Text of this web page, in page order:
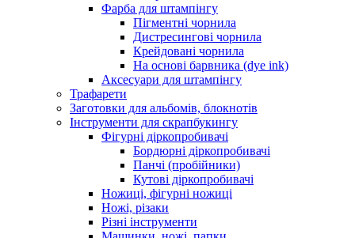
Фарба для штампінгу
Пігментні чорнила
Дистресингові чорнила
Крейдовані чорнила
На основі барвника (dye ink)
Аксесуари для штампінгу
Трафарети
Заготовки для альбомів, блокнотів
Інструменти для скрапбукингу
Фігурні діркопробивачі
Бордюрні діркопробивачі
Панчі (пробійники)
Кутові діркопробивачі
Ножиці, фігурні ножиці
Ножі, різаки
Різні інструменти